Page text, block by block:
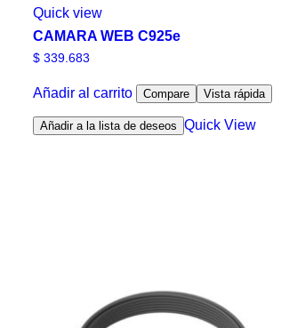
Quick view
CAMARA WEB C925e
$339.683
Añadir al carrito Compare Vista rápida
Añadir a la lista de deseos Quick View